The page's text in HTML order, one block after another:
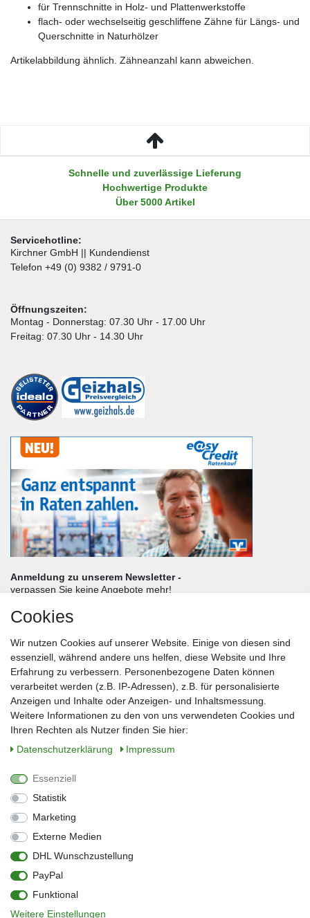
für Trennschnitte in Holz- und Plattenwerkstoffe
flach- oder wechselseitig geschliffene Zähne für Längs- und
Querschnitte in Naturhölzer
Artikelabbildung ähnlich. Zähneanzahl kann abweichen.
Schnelle und zuverlässige Lieferung
Hochwertige Produkte
Über 5000 Artikel
Servicehotline:
Kirchner GmbH || Kundendienst
Telefon +49 (0) 9382 / 9791-0
Öffnungszeiten:
Montag - Donnerstag: 07.30 Uhr - 17.00 Uhr
Freitag: 07.30 Uhr - 14.30 Uhr
Anmeldung zu unserem Newsletter -
verpassen Sie keine Angebote mehr!
Nachname*
E-Mail*
Sie können den Newsletter jederzeit kostenlos abbestellen.
** gilt für Lieferungen innerhalb Deutschlands, Lieferzeiten für andere Länder
entnehmen Sie bitte der Schaltfläche mit den Versandinformationen
Widerrufs­recht
Kontakt
Barrierefreiheitserklärung
Zahlung & Versand
Vertrag widerrufen
Cookies
Wir nutzen Cookies auf unserer Website. Einige von diesen sind
essenziell, während andere uns helfen, diese Website und Ihre
Erfahrung zu verbessern. Personenbezogene Daten können
verarbeitet werden (z.B. IP-Adressen), z.B. für personalisierte
Anzeigen und Inhalte oder Anzeigen- und Inhaltsmessung.
Weitere Informationen zu den von uns verwendeten Cookies und
Ihren Rechten als Nutzer finden Sie hier:
Daten­schutz­erklärung
Impressum
Essenziell
Statistik
Marketing
Externe Medien
DHL Wunschzustellung
PayPal
Funktional
Weitere Einstellungen